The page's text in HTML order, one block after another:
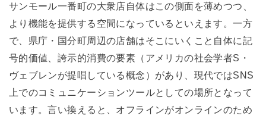
サンモール一番町の大衆店自体はこの側面を薄めつつ、
より機能を提供する空間になっているといえます。一方
で、県庁・国分町周辺の店舗はそこにいくこと自体に記
号的価値、誇示的消費の要素（アメリカの社会学者S・
ヴェブレンが提唱している概念）があり、現代ではSNS
上でのコミュニケーションツールとしての場所となって
います。言い換えると、オフラインがオンラインのため